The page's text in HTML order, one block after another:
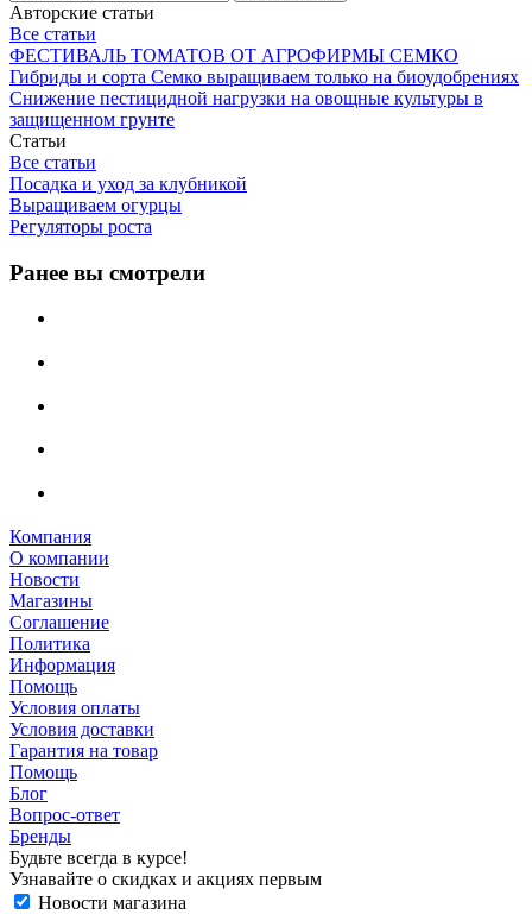
Авторские статьи
Все статьи
ФЕСТИВАЛЬ ТОМАТОВ ОТ АГРОФИРМЫ СЕМКО
Гибриды и сорта Семко выращиваем только на биоудобрениях
Снижение пестицидной нагрузки на овощные культуры в
защищенном грунте
Статьи
Все статьи
Посадка и уход за клубникой
Выращиваем огурцы
Регуляторы роста
Ранее вы смотрели
Компания
О компании
Новости
Магазины
Соглашение
Политика
Информация
Помощь
Условия оплаты
Условия доставки
Гарантия на товар
Помощь
Блог
Вопрос-ответ
Бренды
Будьте всегда в курсе!
Узнавайте о скидках и акциях первым
Новости магазина